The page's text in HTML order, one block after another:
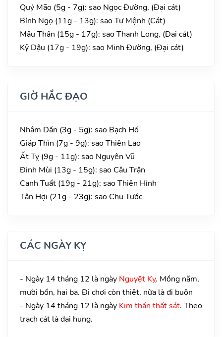
Quý Mão (5g - 7g): sao Ngọc Đường, (Đại cát)
Bính Ngọ (11g - 13g): sao Tư Mệnh (Cát)
Mậu Thân (15g - 17g): sao Thanh Long, (Đại cát)
Kỷ Dậu (17g - 19g): sao Minh Đường, (Đại cát)
GIỜ HẮC ĐẠO
Nhâm Dần (3g - 5g): sao Bạch Hổ
Giáp Thìn (7g - 9g): sao Thiên Lao
Ất Tỵ (9g - 11g): sao Nguyên Vũ
Đinh Mùi (13g - 15g): sao Câu Trận
Canh Tuất (19g - 21g): sao Thiên Hình
Tân Hợi (21g - 23g): sao Chu Tước
CÁC NGÀY KỴ
- Ngày 14 tháng 12 là ngày Nguyệt Kỵ. Mồng năm,
mười bốn, hai ba. Đi chơi còn thiệt, nữa là đi buôn
- Ngày 14 tháng 12 là ngày Kim thần thất sát. Theo
trạch cát là đại hung.